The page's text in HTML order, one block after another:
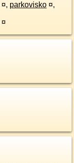
¤, parkovisko ¤,
¤